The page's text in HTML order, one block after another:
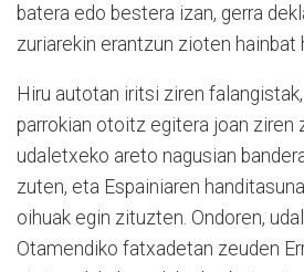
batera edo bestera izan, gerra
zuriarekin erantzun zioten hainbat
Hiru autotan iritsi ziren
parrokian otoitz egitera joan ziren
udaletxeko areto nagusian
zuten, eta Espainiaren
oihuak egin zituzten. Ondoren,
Otamendiko fatxadetan zeuden